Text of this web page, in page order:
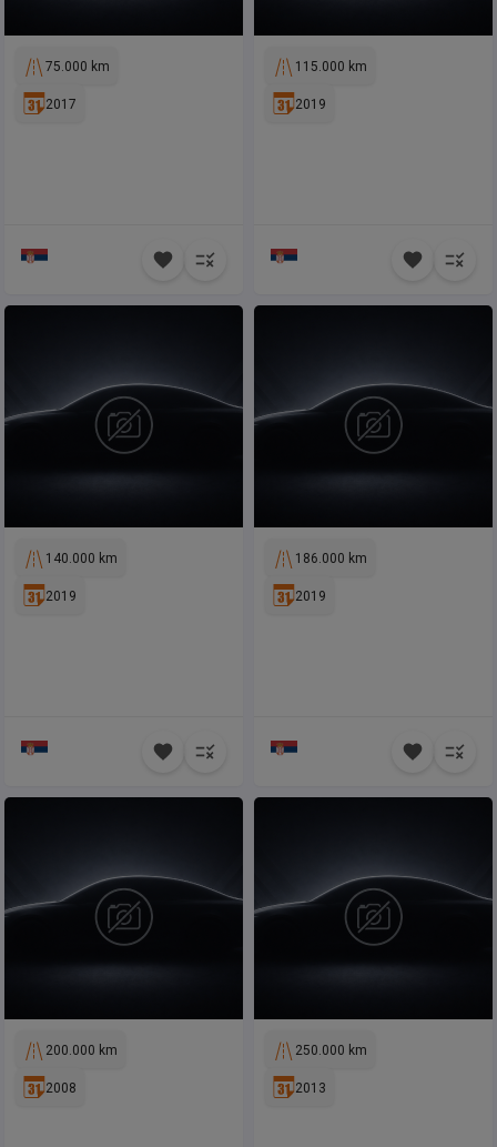
75.000 km
2017
115.000 km
2019
140.000 km
2019
186.000 km
2019
200.000 km
2008
250.000 km
2013